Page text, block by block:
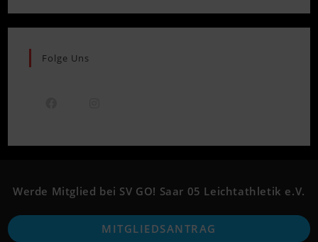
Folge Uns
in
new
in
new
tab
Werde Mitglied bei SV GO! Saar 05 Leichtathletik e.V.
MITGLIEDSANTRAG